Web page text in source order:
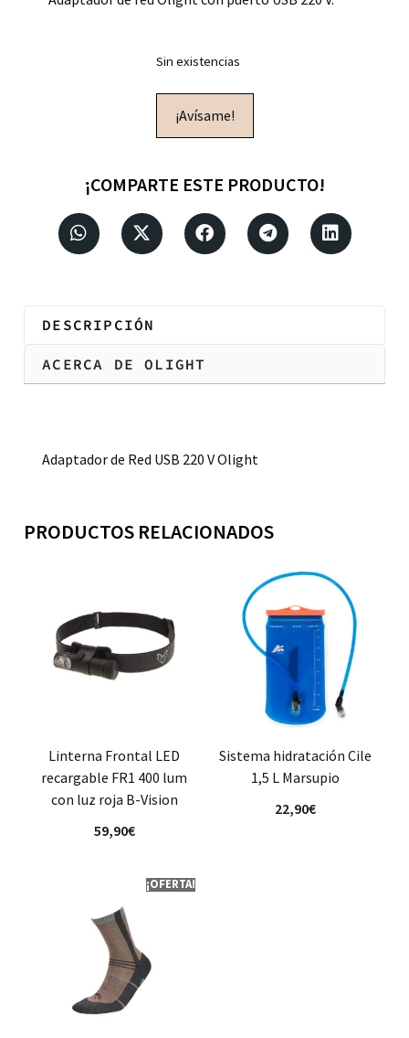
Sin existencias
¡Avísame!
¡COMPARTE ESTE PRODUCTO!
DESCRIPCIÓN
ACERCA DE OLIGHT
Adaptador de Red USB 220 V Olight
PRODUCTOS RELACIONADOS
Linterna Frontal LED
recargable FR1 400 lum
con luz roja B-Vision
59,90€
Sistema hidratación Cile
1,5 L Marsupio
22,90€
¡OFERTA!